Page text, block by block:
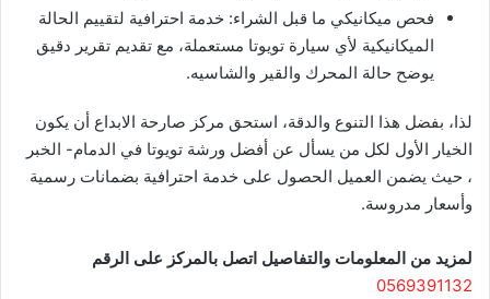
فحص ميكانيكي ما قبل الشراء: خدمة احترافية لتقييم الحالة
الميكانيكية لأي سيارة تويوتا مستعملة، مع تقديم تقرير دقيق
يوضح حالة المحرك والقير والشاسيه.
لذا، بفضل هذا التنوع والدقة، استحق مركز صارحة الابداع أن يكون
الخيار الأول لكل من يسأل عن أفضل ورشة تويوتا في الدمام- الخبر
، حيث يضمن العميل الحصول على خدمة احترافية بضمانات رسمية
وأسعار مدروسة.
لمزيد من المعلومات والتفاصيل اتصل بالمركز على الرقم
0569391132